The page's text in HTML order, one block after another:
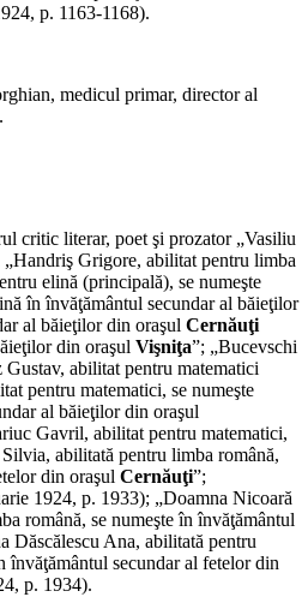
p. 1163-1168).
medicul primar, director al
critic literar, poet şi prozator „Vasiliu
„Handriş Grigore, abilitat pentru limba
elină (principală), se numeşte
în învăţământul secundar al băieţilor
al băieţilor din oraşul Cernăuţi
din oraşul Vişniţa”; „Bucevschi
Gustav, abilitat pentru matematici
pentru matematici, se numeşte
al băieţilor din oraşul
Gavril, abilitat pentru matematici,
abilitată pentru limba română,
din oraşul Cernăuţi”;
1924, p. 1933); „Doamna Nicoară
română, se numeşte în învăţământul
Dăscălescu Ana, abilitată pentru
învăţământul secundar al fetelor din
p. 1934).